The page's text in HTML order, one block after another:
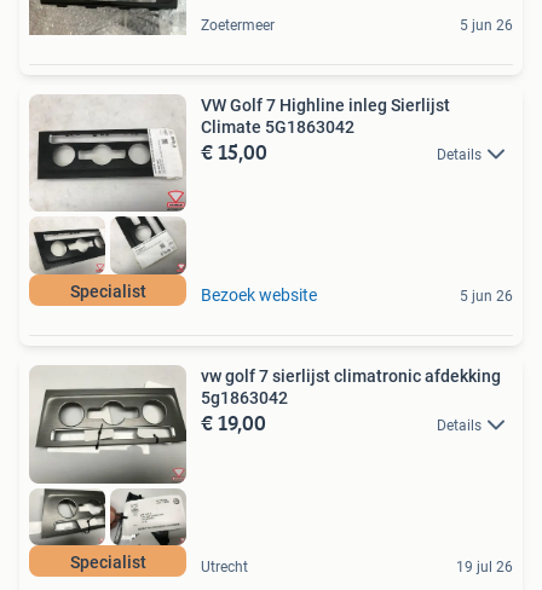
Zoetermeer 5 jun 26
Specialist
VW Golf 7 Highline inleg Sierlijst
Climate 5G1863042
€ 15,00 Details
Bezoek website 5 jun 26
Specialist
vw golf 7 sierlijst climatronic afdekking
5g1863042
€ 19,00 Details
Utrecht 19 jul 26